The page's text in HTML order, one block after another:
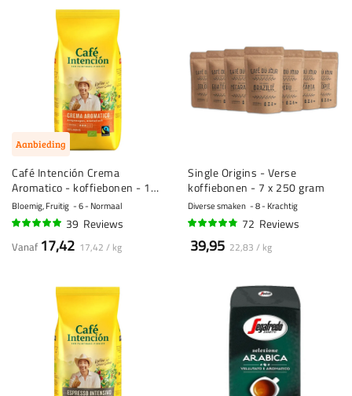
Aanbieding
Café Intención Crema
Aromatico - koffiebonen - 1
kilo
Bloemig, Fruitig 6 - Normaal
39 Reviews
Vanaf 17,42 17,42 / kg
Single Origins - Verse
koffiebonen - 7 x 250 gram
Diverse smaken 8 - Krachtig
93%
72 Reviews
39,95 22,83 / kg